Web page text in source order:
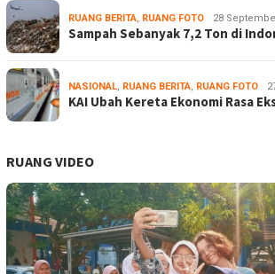
RUANG BERITA, RUANG FOTO 28
Sampah Sebanyak 7,2 Ton di
NASIONAL, RUANG BERITA, RUANG FOTO
KAI Ubah Kereta Ekonomi Rasa
RUANG VIDEO